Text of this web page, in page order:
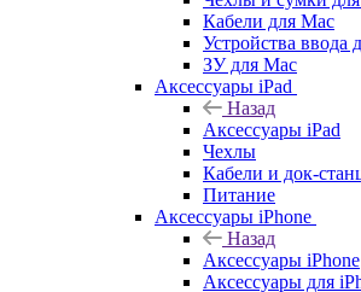
Кабели для Mac
Устройства ввода
ЗУ для Mac
Аксессуары iPad
Назад
Аксессуары iPad
Чехлы
Кабели и док-
Питание
Аксессуары iPhone
Назад
Аксессуары iPhone
Аксессуары для